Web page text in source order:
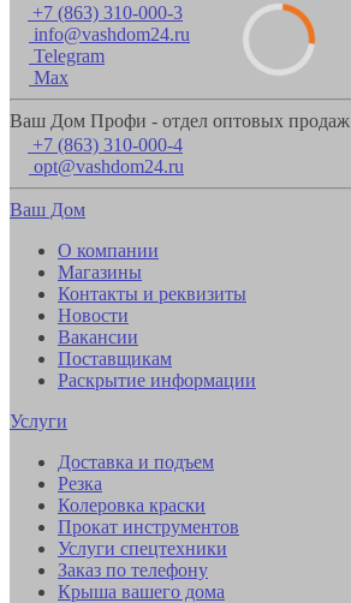
+7 (863) 310-000-3
info@vashdom24.ru
Telegram
Max
Ваш Дом Профи - отдел оптовых продаж
+7 (863) 310-000-4
opt@vashdom24.ru
Ваш Дом
О компании
Магазины
Контакты и реквизиты
Новости
Вакансии
Поставщикам
Раскрытие информации
Услуги
Доставка и подъем
Резка
Колеровка краски
Прокат инструментов
Услуги спецтехники
Заказ по телефону
Крыша вашего дома